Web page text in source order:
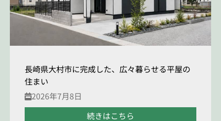
長崎県大村市に完成した、広々暮らせる平屋の
住まい
2026年7月8日
続きはこちら